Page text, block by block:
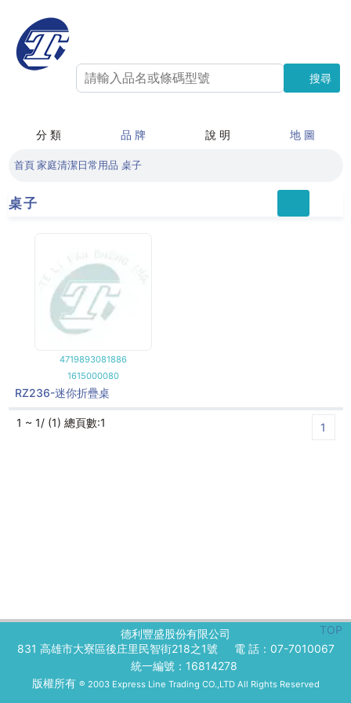
搜尋
搜尋
分 類 品 牌 說 明 地 圖
首頁 家庭清潔日常用品 桌子
桌子
4719893081886
1615000080
RZ236-迷你折疊桌
1 ~ 1/ (1) 總頁數:1 1
TOP
德利豐盛股份有限公司
831 高雄市大寮區後庄里民智街218之1號
電 話：07-7010067
統一編號：16814278
版權所有 ® 2003 Express Line Trading CO.,LTD All Rights Reserved